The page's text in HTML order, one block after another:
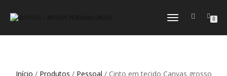
ALTERNAR
NAVEGAÇÃO
0
Início / Produtos / Pessoal / Cinto em tecido Canvas grosso